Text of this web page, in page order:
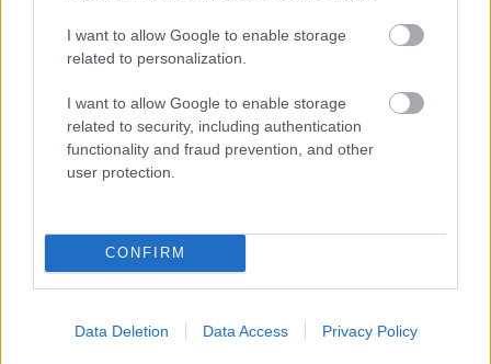
I want to allow Google to enable storage
related to personalization.
I want to allow Google to enable storage
related to security, including authentication
functionality and fraud prevention, and other
user protection.
CONFIRM
Data Deletion Data Access Privacy Policy
Mozgalmas volt az idei First Contact Day – idehaza
az Impulzus Podcast különkiadása ünnepelte a